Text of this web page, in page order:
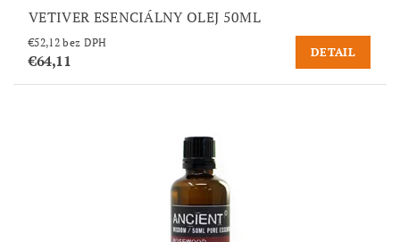
VETIVER ESENCIÁLNY OLEJ 50ML
€52,12 bez DPH
€64,11 DETAIL